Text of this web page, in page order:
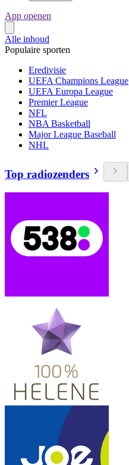
App openen
Alle inhoud
Populaire sporten
Eredivisie
UEFA Champions League
UEFA Europa League
Premier League
NFL
NBA Basketball
Major League Baseball
NHL
Top radiozenders